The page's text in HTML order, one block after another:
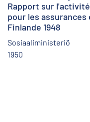
Rapport sur
pour les
Finlande 1948
Sosiaaliministeriö
1950